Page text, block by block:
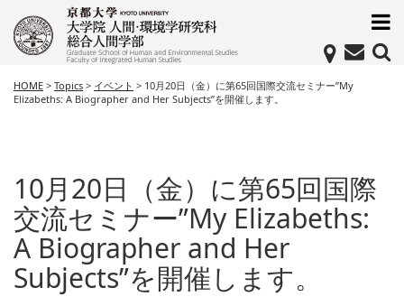
HOME > Topics > イベント > 10月20日（金）に第65回国際交流セミナー”My
Elizabeths: A Biographer and Her Subjects”を開催します。
10月20日（金）に第65回国際
交流セミナー”My Elizabeths:
A Biographer and Her
Subjects”を開催します。